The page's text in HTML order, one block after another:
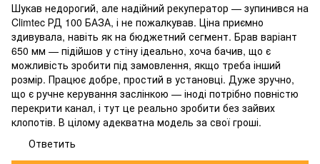
Шукав недорогий, але надійний рекуператор — зупинився на
Climtec РД 100 БАЗА, і не пожалкував. Ціна приємно
здивувала, навіть як на бюджетний сегмент. Брав варіант
650 мм — підійшов у стіну ідеально, хоча бачив, що є
можливість зробити під замовлення, якщо треба інший
розмір. Працює добре, простий в установці. Дуже зручно,
що є ручне керування заслінкою — іноді потрібно повністю
перекрити канал, і тут це реально зробити без зайвих
клопотів. В цілому адекватна модель за свої гроші.
Ответить